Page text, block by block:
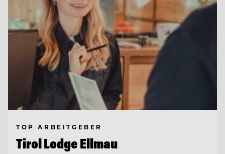
TOP ARBEITGEBER
Tirol Lodge Ellmau